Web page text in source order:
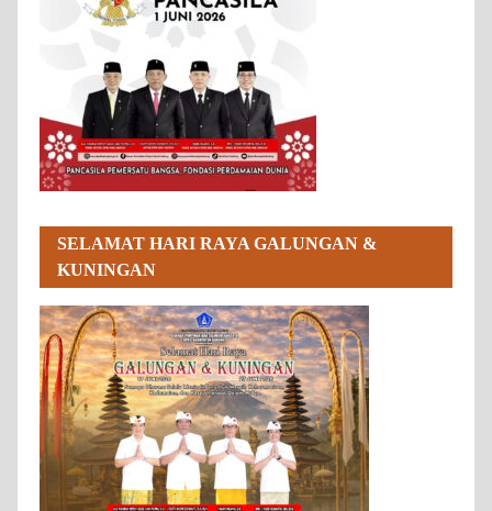
SELAMAT HARI RAYA GALUNGAN &
KUNINGAN